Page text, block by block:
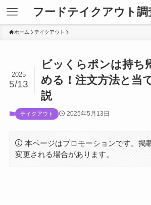
フードテイクアウト
ホーム テイクアウト
ビッくらポンは持ち
める！注文方法と当
説
2025
5/13
テイクアウト 2025年5月13日
本ページはプロモーションです。掲
変更される場合があります。